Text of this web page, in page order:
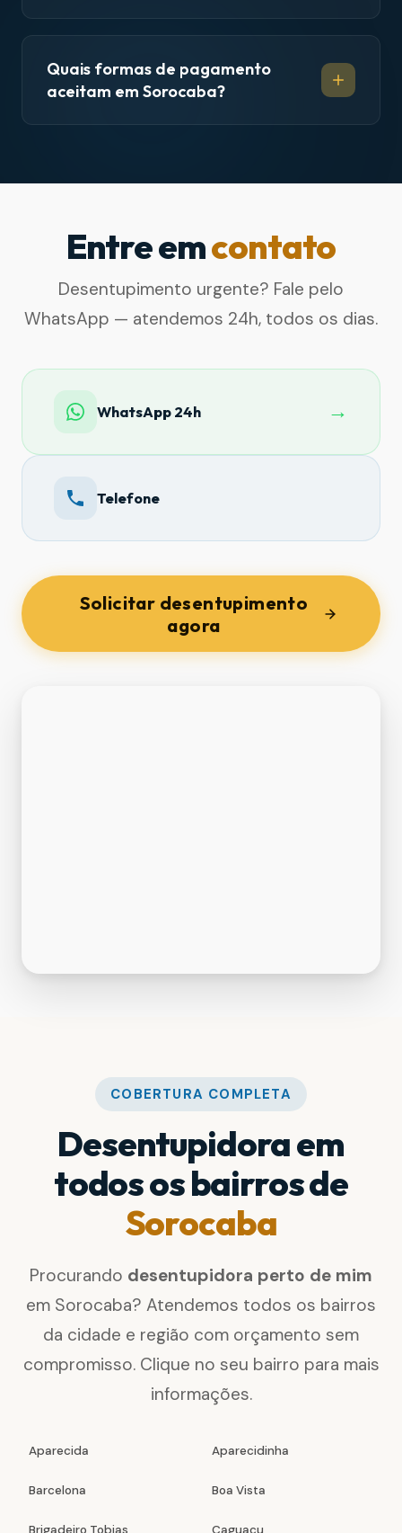
Quais formas de pagamento
aceitam em Sorocaba?
Entre emcontato
Desentupimento urgente? Fale pelo
WhatsApp — atendemos 24h, todos os dias.
WhatsApp 24h →
Telefone
Solicitar desentupimento
agora
COBERTURA COMPLETA
Desentupidora em
todos os bairros de
Sorocaba
Procurando desentupidora perto de mim
em Sorocaba? Atendemos todos os bairros
da cidade e região com orçamento sem
compromisso. Clique no seu bairro para mais
informações.
Aparecida Aparecidinha
Barcelona Boa Vista